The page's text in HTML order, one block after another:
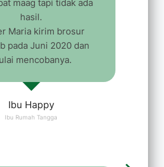
Ibu Happy
Ibu Rumah Tangga
maag tapi tidak ada
hasil.
Maria kirim brosur
pada Juni 2020 dan
mencobanya.